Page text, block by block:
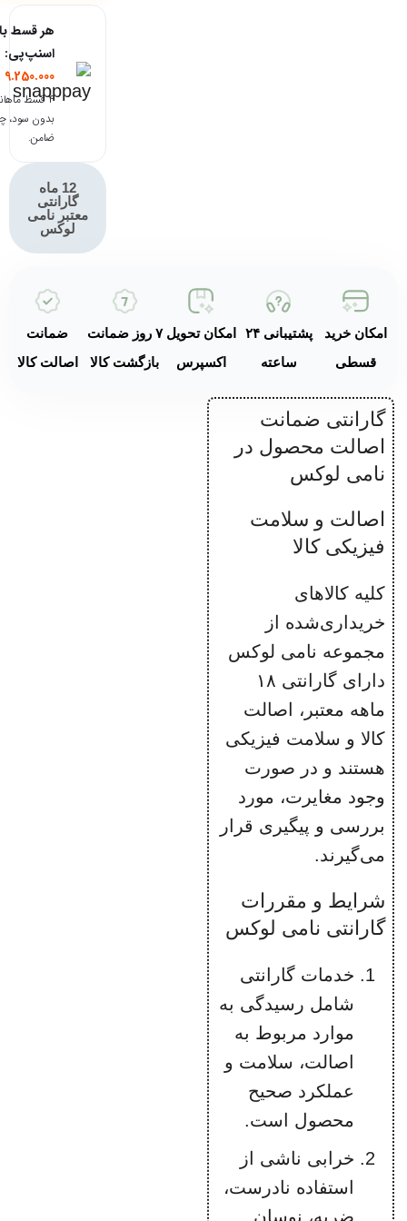
لاته، کاپوچینو،
شکلات داغ،
هر قسط با
اسنپ‌پی:
9.250.000
۴ قسط
بدون
ضامن.
12 ماه
گارانتی
معتبر نامی
لوکس
امکان خرید
قسطی
پشتیبانی ۲۴
ساعته
امکان تحویل
اکسپرس
۷ روز ضمانت
بازگشت کالا
ضمانت
اصالت کالا
گارانتی ضمانت
اصالت محصول در
نامی لوکس
اصالت و سلامت
فیزیکی کالا
کلیه کالاهای
خریداری‌شده از
مجموعه نامی لوکس
دارای گارانتی ۱۸
ماهه معتبر، اصالت
کالا و سلامت فیزیکی
هستند و در صورت
وجود مغایرت، مورد
بررسی و پیگیری قرار
می‌گیرند.
شرایط و مقررات
گارانتی نامی لوکس
خدمات گارانتی
شامل رسیدگی به
موارد مربوط به
اصالت، سلامت و
عملکرد صحیح
محصول است.
خرابی ناشی از
استفاده نادرست،
ضربه، نوسان